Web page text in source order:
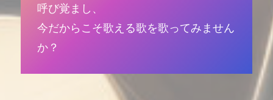
呼び覚まし、
今だからこそ歌える歌を歌ってみません
か？